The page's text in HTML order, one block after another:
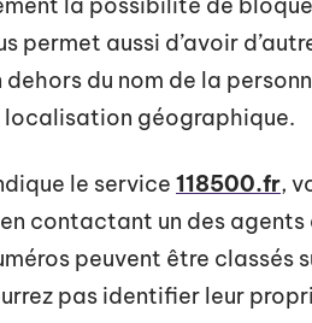
permet aussi d’avoir
dehors du nom de la
localisation géographique.
le service 118500.fr,
en contactant un des
peuvent être classés
pas identifier leur